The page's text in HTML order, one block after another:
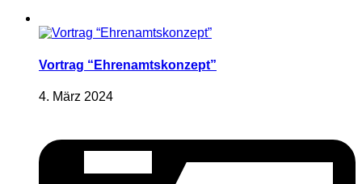
Vortrag “Ehrenamtskonzept”
4. März 2024